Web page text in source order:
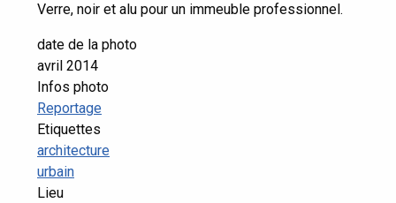
Verre, noir et alu pour un immeuble professionnel.
date de la photo
avril 2014
Infos photo
Reportage
Etiquettes
architecture
urbain
Lieu